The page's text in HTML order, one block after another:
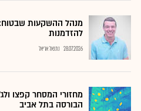
מנהל ההשקעות
להזדמנות
28.07.2026 נתנאל אריאל
מחזורי המסחר קפצו
הבורסה בתל אביב